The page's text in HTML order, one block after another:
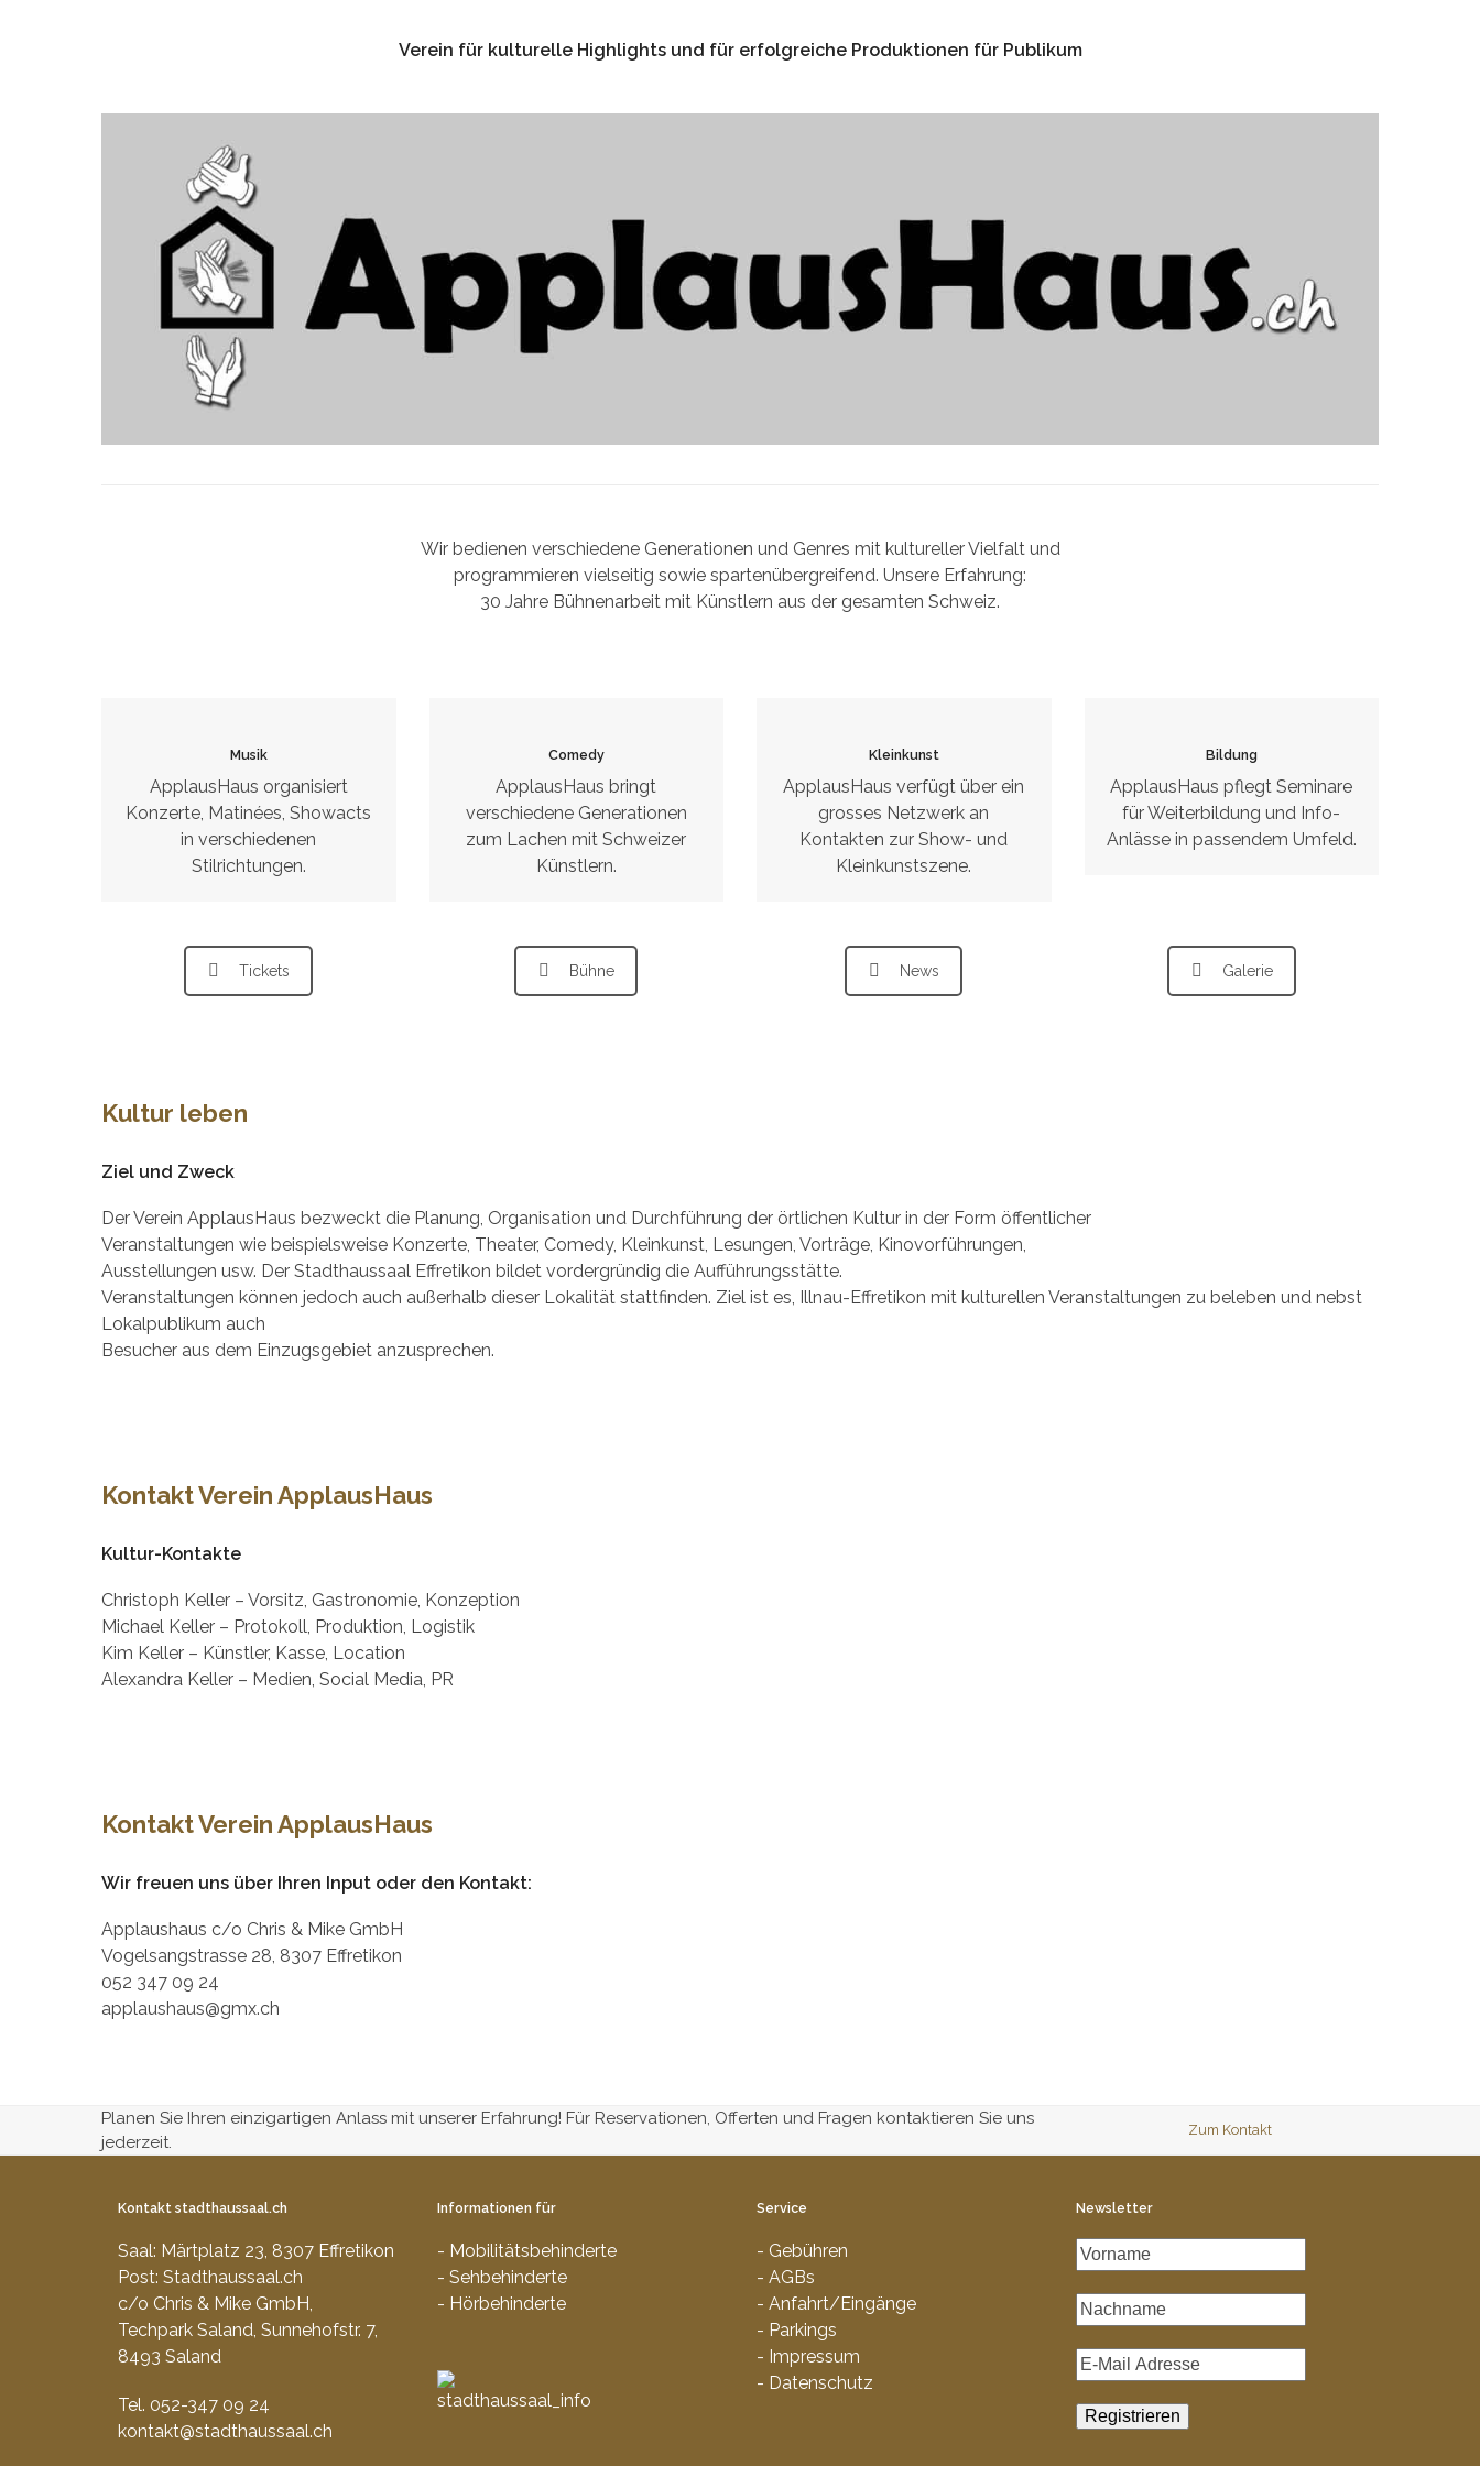
Verein für kulturelle Highlights und für erfolgreiche Produktionen für Publikum
Wir bedienen verschiedene Generationen und Genres mit kultureller Vielfalt und
programmieren vielseitig sowie spartenübergreifend. Unsere Erfahrung:
30 Jahre Bühnenarbeit mit Künstlern aus der gesamten Schweiz.
Musik
ApplausHaus organisiert
Konzerte, Matinées, Showacts
in verschiedenen
Stilrichtungen.
Comedy
ApplausHaus bringt
verschiedene Generationen
zum Lachen mit Schweizer
Künstlern.
Kleinkunst
ApplausHaus verfügt über ein
grosses Netzwerk an
Kontakten zur Show- und
Kleinkunstszene.
Bildung
ApplausHaus pflegt Seminare
für Weiterbildung und Info-
Anlässe in passendem Umfeld.
Tickets Bühne News Galerie
Kultur leben
Ziel und Zweck
Der Verein ApplausHaus bezweckt die Planung, Organisation und Durchführung der örtlichen Kultur in der Form öffentlicher
Veranstaltungen wie beispielsweise Konzerte, Theater, Comedy, Kleinkunst, Lesungen, Vorträge, Kinovorführungen,
Ausstellungen usw. Der Stadthaussaal Effretikon bildet vordergründig die Aufführungsstätte.
Veranstaltungen können jedoch auch außerhalb dieser Lokalität stattfinden. Ziel ist es, Illnau-Effretikon mit kulturellen Veranstaltungen zu beleben und nebst
Lokalpublikum auch
Besucher aus dem Einzugsgebiet anzusprechen.
Kontakt Verein ApplausHaus
Kultur-Kontakte
Christoph Keller – Vorsitz, Gastronomie, Konzeption
Michael Keller – Protokoll, Produktion, Logistik
Kim Keller – Künstler, Kasse, Location
Alexandra Keller – Medien, Social Media, PR
Kontakt Verein ApplausHaus
Wir freuen uns über Ihren Input oder den Kontakt:
Applaushaus c/o Chris & Mike GmbH
Vogelsangstrasse 28, 8307 Effretikon
052 347 09 24
applaushaus@gmx.ch
Planen Sie Ihren einzigartigen Anlass mit unserer Erfahrung! Für Reservationen, Offerten und Fragen kontaktieren Sie uns
jederzeit.
Zum Kontakt
Kontakt stadthaussaal.ch
Saal: Märtplatz 23, 8307 Effretikon
Post: Stadthaussaal.ch
c/o Chris & Mike GmbH,
Techpark Saland, Sunnehofstr. 7,
8493 Saland
Tel. 052-347 09 24
kontakt@stadthaussaal.ch
Informationen für
- Mobilitätsbehinderte
- Sehbehinderte
- Hörbehinderte
Service
- Gebühren
- AGBs
- Anfahrt/Eingänge
- Parkings
- Impressum
- Datenschutz
Newsletter